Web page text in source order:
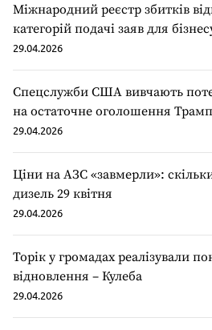
Міжнародний реєстр збитків
категорій подачі заяв для
29.04.2026
Спецслужби США вивчають
на остаточне оголошення
29.04.2026
Ціни на АЗС «завмерли»:
дизель 29 квітня
29.04.2026
Торік у громадах реалізували
відновлення – Кулеба
29.04.2026